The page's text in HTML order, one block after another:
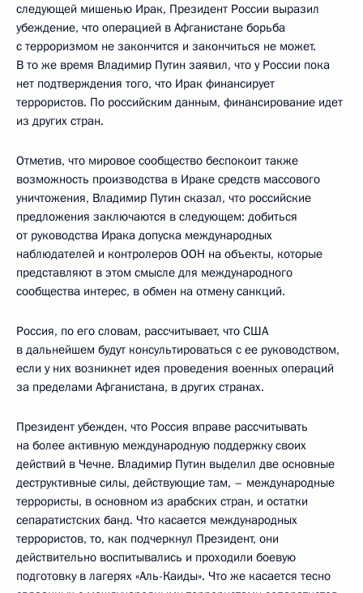
следующей мишенью Ирак, Президент России выразил
убеждение, что операцией в Афганистане борьба
с терроризмом не закончится и закончиться не может.
В то же время Владимир Путин заявил, что у России пока
нет подтверждения того, что Ирак финансирует
террористов. По российским данным, финансирование идет
из других стран.
Отметив, что мировое сообщество беспокоит также
возможность производства в Ираке средств массового
уничтожения, Владимир Путин сказал, что российские
предложения заключаются в следующем: добиться
от руководства Ирака допуска международных
наблюдателей и контролеров ООН на объекты, которые
представляют в этом смысле для международного
сообщества интерес, в обмен на отмену санкций.
Россия, по его словам, рассчитывает, что США
в дальнейшем будут консультироваться с ее руководством,
если у них возникнет идея проведения военных операций
за пределами Афганистана, в других странах.
Президент убежден, что Россия вправе рассчитывать
на более активную международную поддержку своих
действий в Чечне. Владимир Путин выделил две основные
деструктивные силы, действующие там, – международные
террористы, в основном из арабских стран, и остатки
сепаратистских банд. Что касается международных
террористов, то, как подчеркнул Президент, они
действительно воспитывались и проходили боевую
подготовку в лагерях «Аль-Каиды». Что же касается тесно